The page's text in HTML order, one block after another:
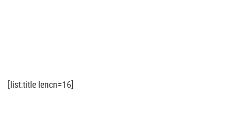
[list:title lencn=16]